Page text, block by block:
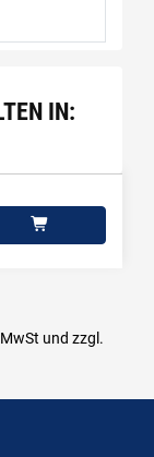
IN:
und zzgl.